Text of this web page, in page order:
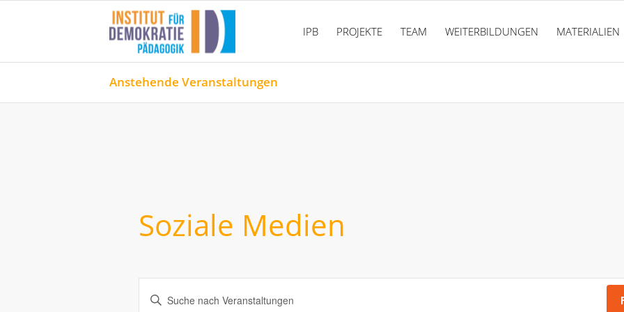
IPB PROJEKTE TEAM WEITERBILDUNGEN MATERIALIEN
Anstehende Veranstaltungen
Soziale Medien
Geben